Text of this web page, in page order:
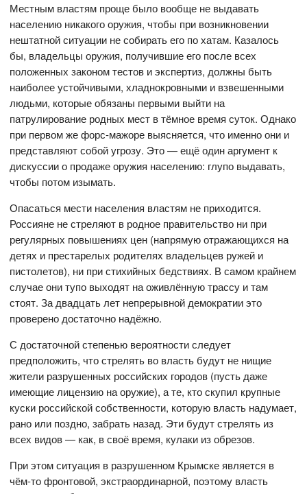
Местным властям проще было вообще не выдавать
населению никакого оружия, чтобы при возникновении
нештатной ситуации не собирать его по хатам. Казалось
бы, владельцы оружия, получившие его после всех
положенных законом тестов и экспертиз, должны быть
наиболее устойчивыми, хладнокровными и взвешенными
людьми, которые обязаны первыми выйти на
патрулирование родных мест в тёмное время суток. Однако
при первом же форс-мажоре выясняется, что именно они и
представляют собой угрозу. Это — ещё один аргумент к
дискуссии о продаже оружия населению: глупо выдавать,
чтобы потом изымать.
Опасаться мести населения властям не приходится.
Россияне не стреляют в родное правительство ни при
регулярных повышениях цен (напрямую отражающихся на
детях и престарелых родителях владельцев ружей и
пистолетов), ни при стихийных бедствиях. В самом крайнем
случае они тупо выходят на оживлённую трассу и там
стоят. За двадцать лет непрерывной демократии это
проверено достаточно надёжно.
С достаточной степенью вероятности следует
предположить, что стрелять во власть будут не нищие
жители разрушенных российских городов (пусть даже
имеющие лицензию на оружие), а те, кто скупил крупные
куски российской собственности, которую власть надумает,
рано или поздно, забрать назад. Эти будут стрелять из
всех видов — как, в своё время, кулаки из обрезов.
При этом ситуация в разрушенном Крымске является в
чём-то фронтовой, экстраординарной, поэтому власть